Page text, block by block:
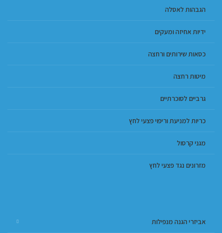
הגבהות לאסלה
ידיות אחיזה ומעקים
כסאות שירותים ורחצה
מיטות רחצה
גרביים לסוכרתיים
כריות למניעת וריפוי פצעי לחץ
מגני קרסול
מזרונים נגד פצעי לחץ
אביזרי הגנה מנפילות